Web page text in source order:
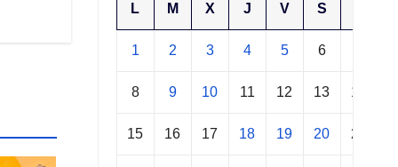
L M X J V S
1 2 3 4 5 6
8 9 10 11 12 13 14
15 16 17 18 19 20 21